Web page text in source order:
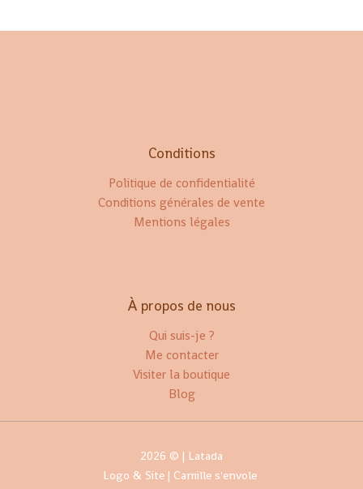
Conditions
Politique de confidentialité
Conditions générales de vente
Mentions légales
À propos de nous
Qui suis-je ?
Me contacter
Visiter la boutique
Blog
2026 © | Latada
Logo & Site | Camille s'envole